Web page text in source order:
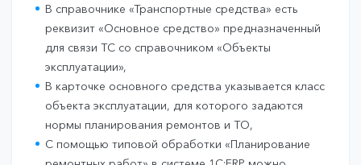
В справочнике «Транспортные средства» есть
реквизит «Основное средство» предназначенный
для связи ТС со справочником «Объекты
эксплуатации»,
В карточке основного средства указывается класс
объекта эксплуатации, для которого задаются
нормы планирования ремонтов и ТО,
С помощью типовой обработки «Планирование